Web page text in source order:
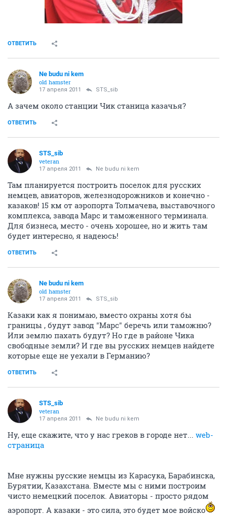
ОТВЕТИТЬ
Ne budu ni kem
old hamster
17 апреля 2011 STS_sib
А зачем около станции Чик станица казачья?
ОТВЕТИТЬ
STS_sib
veteran
17 апреля 2011 Ne budu ni kem
Там планируется построить поселок для русских
немцев, авиаторов, железнодорожников и конечно -
казаков! 15 км от аэропорта Толмачева, выставочного
комплекса, завода Марс и таможенного терминала.
Для бизнеса, место - очень хорошее, но и жить там
будет интересно, я надеюсь!
ОТВЕТИТЬ
Ne budu ni kem
old hamster
17 апреля 2011 STS_sib
Казаки как я понимаю, вместо охраны хотя бы
границы , будут завод "Марс" беречь или таможню?
Или землю пахать будут? Но где в районе Чика
свободные земли? И где вы русских немцев найдете
которые еще не уехали в Германию?
ОТВЕТИТЬ
STS_sib
veteran
17 апреля 2011 Ne budu ni kem
Ну, еще скажите, что у нас греков в городе нет... web-
страница
Мне нужны русские немцы из Карасука, Барабинска,
Бурятии, Казахстана. Вместе мы с ними построим
чисто немецкий поселок. Авиаторы - просто рядом
аэропорт. А казаки - это сила, это будет мое войско